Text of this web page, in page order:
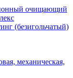
очищающий
(безигольчатый)
механическая,